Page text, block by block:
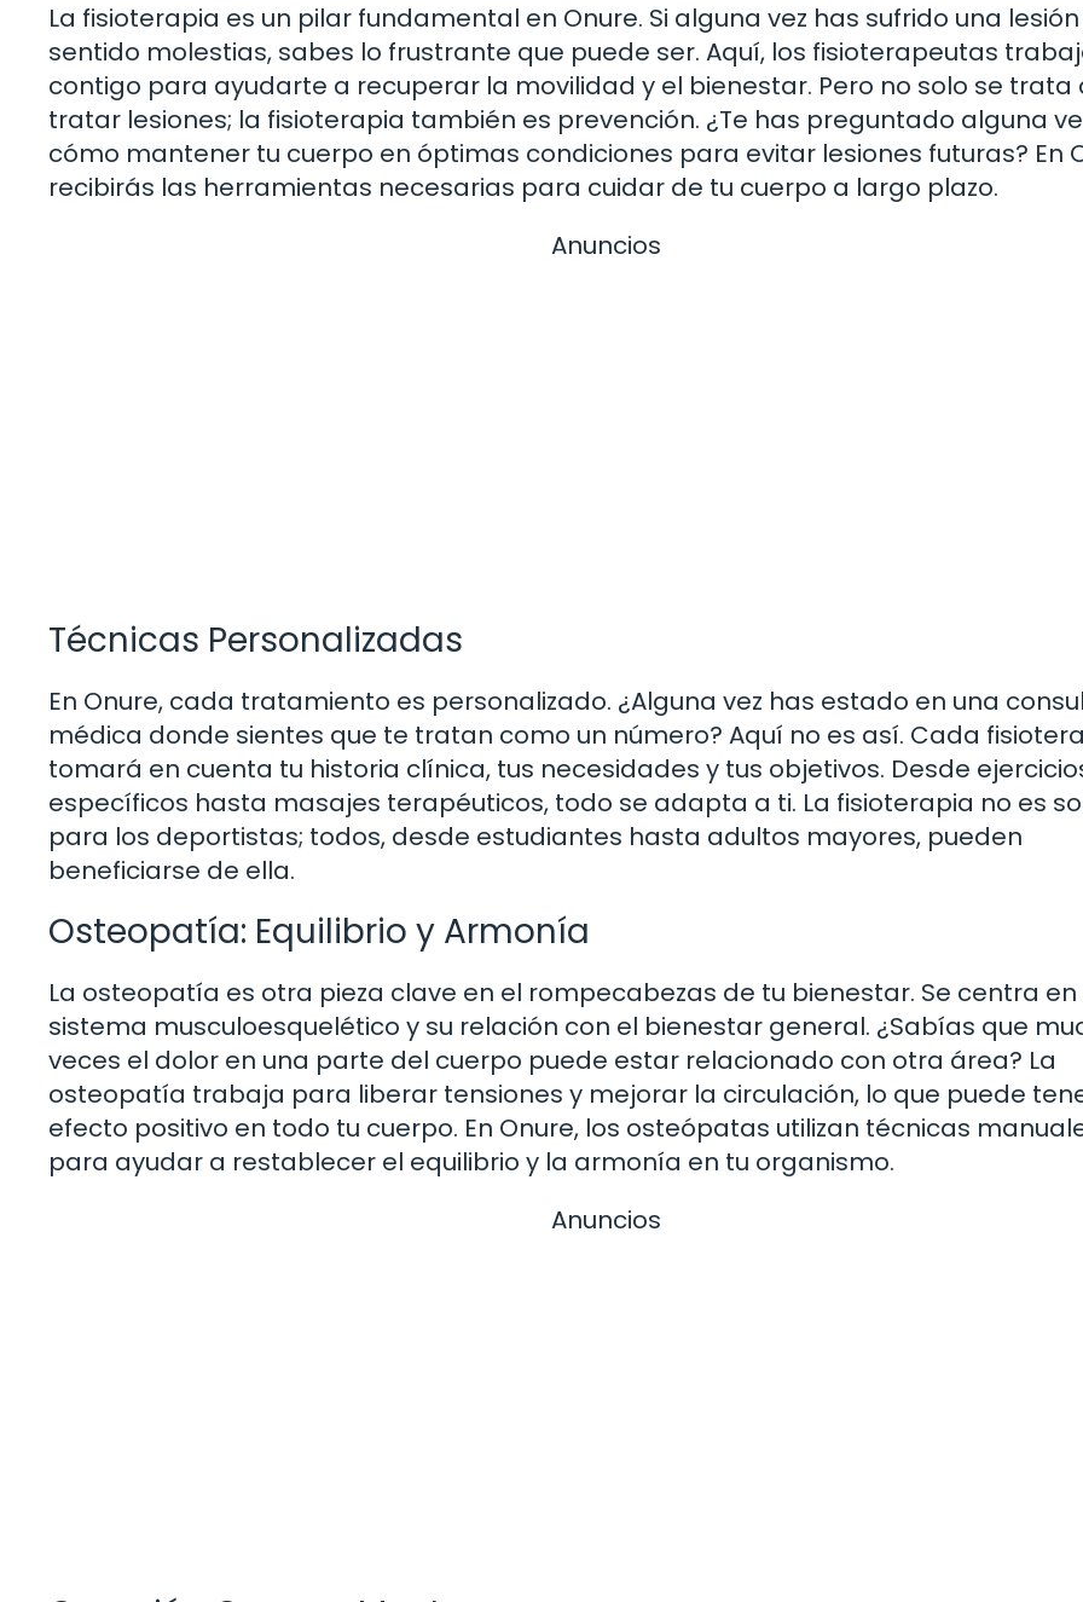
La fisioterapia es un pilar fundamental en Onure. Si alguna vez has sufrido una
sentido molestias, sabes lo frustrante que puede ser. Aquí, los fisioterapeutas
contigo para ayudarte a recuperar la movilidad y el bienestar. Pero no solo se trata
tratar lesiones; la fisioterapia también es prevención. ¿Te has preguntado alguna
cómo mantener tu cuerpo en óptimas condiciones para evitar lesiones futuras? En
recibirás las herramientas necesarias para cuidar de tu cuerpo a largo plazo.
Anuncios
Técnicas Personalizadas
En Onure, cada tratamiento es personalizado. ¿Alguna vez has estado en una
médica donde sientes que te tratan como un número? Aquí no es así. Cada
tomará en cuenta tu historia clínica, tus necesidades y tus objetivos. Desde
específicos hasta masajes terapéuticos, todo se adapta a ti. La fisioterapia no es
para los deportistas; todos, desde estudiantes hasta adultos mayores, pueden
beneficiarse de ella.
Osteopatía: Equilibrio y Armonía
La osteopatía es otra pieza clave en el rompecabezas de tu bienestar. Se centra en
sistema musculoesquelético y su relación con el bienestar general. ¿Sabías que
veces el dolor en una parte del cuerpo puede estar relacionado con otra área? La
osteopatía trabaja para liberar tensiones y mejorar la circulación, lo que puede
efecto positivo en todo tu cuerpo. En Onure, los osteópatas utilizan técnicas
para ayudar a restablecer el equilibrio y la armonía en tu organismo.
Anuncios